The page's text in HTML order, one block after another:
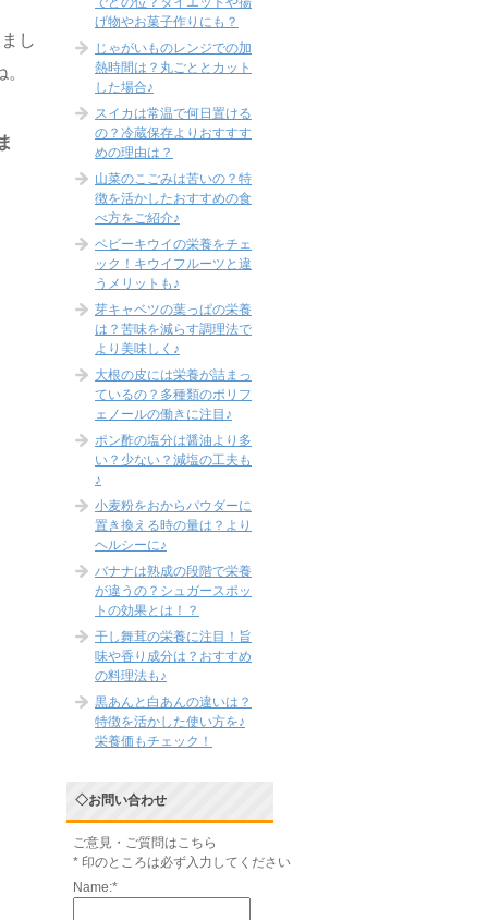
し
げ物やお菓子作りにも？
じゃがいものレンジでの加
熱時間は？丸ごととカット
した場合♪
スイカは常温で何日置ける
の？冷蔵保存よりおすすす
めの理由は？
山菜のこごみは苦いの？特
徴を活かしたおすすめの食
べ方をご紹介♪
ベビーキウイの栄養をチェ
ック！キウイフルーツと違
うメリットも♪
芽キャベツの葉っぱの栄養
は？苦味を減らす調理法で
より美味しく♪
大根の皮には栄養が詰まっ
ているの？多種類のポリフ
ェノールの働きに注目♪
ポン酢の塩分は醤油より多
い？少ない？減塩の工夫も
♪
小麦粉をおからパウダーに
置き換える時の量は？より
ヘルシーに♪
バナナは熟成の段階で栄養
が違うの？シュガースポッ
トの効果とは！？
干し舞茸の栄養に注目！旨
味や香り成分は？おすすめ
の料理法も♪
黒あんと白あんの違いは？
特徴を活かした使い方を♪
栄養価もチェック！
◇お問い合わせ
ご意見・ご質問はこちら
* 印のところは必ず入力してください
Name:*